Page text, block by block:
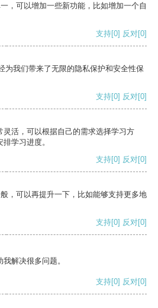
，可以增加一些新功能，比如增加一个自
支持[0] 反对[0]
为我们带来了无限的隐私保护和安全性保
支持[0] 反对[0]
活，可以根据自己的需求选择学习方
学习进度。
支持[0] 反对[0]
，可以再提升一下，比如能够支持更多地
支持[0] 反对[0]
解决很多问题。
支持[0] 反对[0]